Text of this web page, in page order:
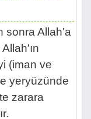
sonra Allah'a
(iman ve
yeryüzünde
zarara